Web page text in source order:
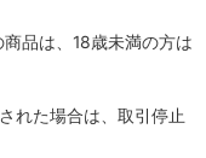
品は、18歳未満の方は
れた場合は、取引停止